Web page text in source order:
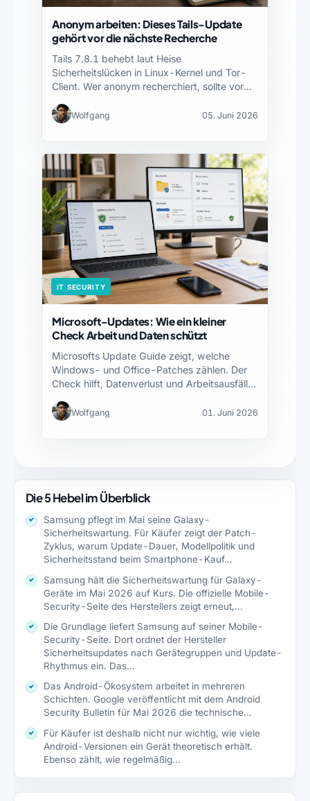
Anonym arbeiten: Dieses Tails-Update
gehört vor die nächste Recherche
Tails 7.8.1 behebt laut Heise
Sicherheitslücken in Linux-Kernel und Tor-
Client. Wer anonym recherchiert, sollte vor
Wolfgang 05. Juni 2026
IT SECURITY
Microsoft-Updates: Wie ein kleiner
Check Arbeit und Daten schützt
Microsofts Update Guide zeigt, welche
Windows- und Office-Patches zählen. Der
Check hilft, Datenverlust und Arbeitsausfälle
Wolfgang 01. Juni 2026
Die 5 Hebel im Überblick
Samsung pflegt im Mai seine Galaxy-
Sicherheitswartung. Für Käufer zeigt der Patch-
Zyklus, warum Update-Dauer, Modellpolitik und
Sicherheitsstand beim Smartphone-Kauf…
Samsung hält die Sicherheitswartung für Galaxy-
Geräte im Mai 2026 auf Kurs. Die offizielle Mobile-
Security-Seite des Herstellers zeigt erneut,…
Die Grundlage liefert Samsung auf seiner Mobile-
Security-Seite. Dort ordnet der Hersteller
Sicherheitsupdates nach Gerätegruppen und Update-
Rhythmus ein. Das…
Das Android-Ökosystem arbeitet in mehreren
Schichten. Google veröffentlicht mit dem Android
Security Bulletin für Mai 2026 die technische…
Für Käufer ist deshalb nicht nur wichtig, wie viele
Android-Versionen ein Gerät theoretisch erhält.
Ebenso zählt, wie regelmäßig…